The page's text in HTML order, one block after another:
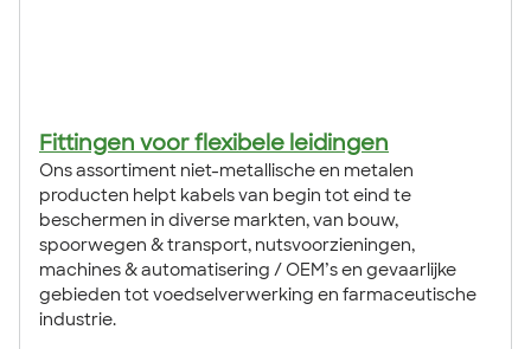
Fittingen voor flexibele leidingen
Ons assortiment niet-metallische en metalen
producten helpt kabels van begin tot eind te
beschermen in diverse markten, van bouw,
spoorwegen & transport, nutsvoorzieningen,
machines & automatisering / OEM’s en gevaarlijke
gebieden tot voedselverwerking en farmaceutische
industrie.